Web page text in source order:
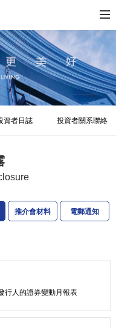
資者日誌 投資者關系聯絡
推介會材料 電郵通知
行人的證券變動月報表